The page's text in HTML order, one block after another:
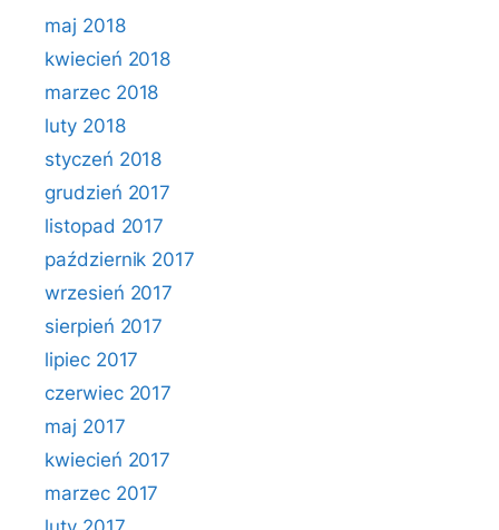
maj 2018
kwiecień 2018
marzec 2018
luty 2018
styczeń 2018
grudzień 2017
listopad 2017
październik 2017
wrzesień 2017
sierpień 2017
lipiec 2017
czerwiec 2017
maj 2017
kwiecień 2017
marzec 2017